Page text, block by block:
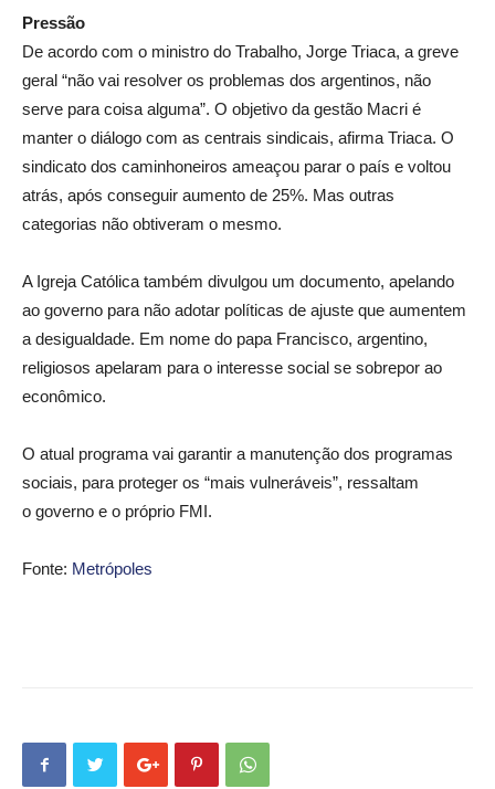
Pressão
De acordo com o ministro do Trabalho, Jorge Triaca, a greve
geral “não vai resolver os problemas dos argentinos, não
serve para coisa alguma”. O objetivo da gestão Macri é
manter o diálogo com as centrais sindicais, afirma Triaca. O
sindicato dos caminhoneiros ameaçou parar o país e voltou
atrás, após conseguir aumento de 25%. Mas outras
categorias não obtiveram o mesmo.
A Igreja Católica também divulgou um documento, apelando
ao governo para não adotar políticas de ajuste que aumentem
a desigualdade. Em nome do papa Francisco, argentino,
religiosos apelaram para o interesse social se sobrepor ao
econômico.
O atual programa vai garantir a manutenção dos programas
sociais, para proteger os “mais vulneráveis”, ressaltam
o governo e o próprio FMI.
Fonte: Metrópoles